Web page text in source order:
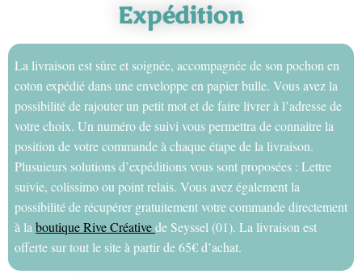
Expédition
La livraison est sûre et soignée, accompagnée de son pochon en
coton expédié dans une enveloppe en papier bulle. Vous avez la
possibilité de rajouter un petit mot et de faire livrer à l’adresse de
votre choix. Un numéro de suivi vous permettra de connaitre la
position de votre commande à chaque étape de la livraison.
Plusuieurs solutions d’expéditions vous sont proposées : Lettre
suivie, colissimo ou point relais. Vous avez également la
possibilité de récupérer gratuitement votre commande directement
à laboutique Rive Créativede Seyssel (01). La livraison est
offerte sur tout le site à partir de 65€ d’achat.